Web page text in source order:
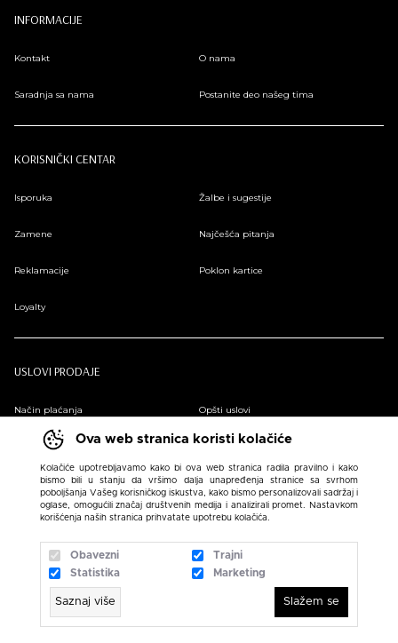
Ova web stranica koristi kolačiće
Kolačiće upotrebljavamo kako bi ova web stranica radila pravilno i kako
bismo bili u stanju da vršimo dalja unapređenja stranice sa svrhom
poboljšanja Vašeg korisničkog iskustva, kako bismo personalizovali sadržaj i
oglase, omogućili značaj društvenih medija i analizirali promet. Nastavkom
korišćenja naših stranica prihvatate upotrebu kolačića.
Obavezni
Trajni
Statistika
Marketing
Saznaj više Slažem se
INFORMACIJE
Kontakt O nama
Saradnja sa nama Postanite deo našeg tima
KORISNIČKI CENTAR
Isporuka Žalbe i sugestije
Zamene Najčešća pitanja
Reklamacije Poklon kartice
Loyalty
USLOVI PRODAJE
Način plaćanja Opšti uslovi
Plaćanje na rate Pravilnik o zaštiti podataka o ličnosti
Sindikalna prodaja